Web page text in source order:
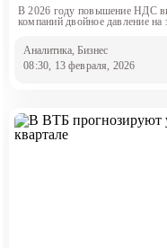
В 2026 году повышение НДС
компаний двойное давление на
Аналитика, Бизнес
08:30, 13 февраля, 2026